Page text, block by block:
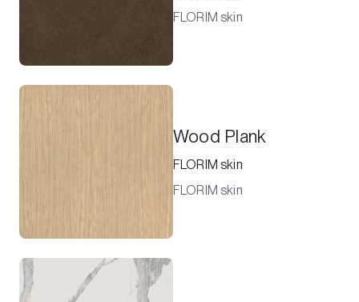
FLORIM skin
Wood Plank
FLORIM skin
FLORIM skin